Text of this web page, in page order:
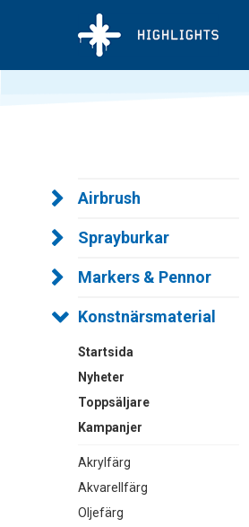
Airbrush
Sprayburkar
Markers & Pennor
Konstnärsmaterial
Startsida
Nyheter
Toppsäljare
Kampanjer
Akrylfärg
Akvarellfärg
Oljefärg